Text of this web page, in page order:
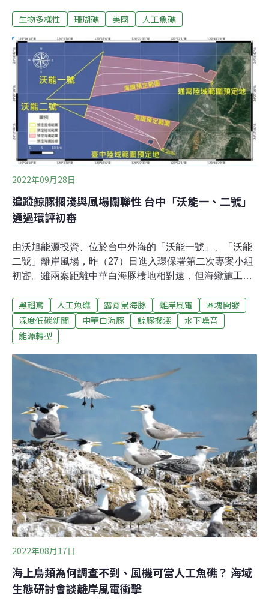
而關閉，愈來愈多鑽油平台來到除役階段。它們本應拆
為它們已成為大量生物定居之處，成為海洋中意外璀璨的
一角。珊瑚礁生物的海中綠洲美國國會1984年即簽署法
令，承認鑽油設備帶來的生物、社會與經濟效益，鼓勵發
展人工珊瑚礁。美國安全與環境執法局（BSEE）還為此
制定「Rigs To Reefs」（從平台到珊瑚礁）計畫，推動海
上石油與天然氣平台生態系的相關研究。在墨西哥灣，已
有573座鑽油設備被認定為「人工珊瑚礁」，有一些甚至
納入國家海洋保護區的範圍。「每平方英吋都覆蓋了生
命，」加州大學聖塔芭芭拉分校海洋生物學家勒福
（Milton Love）向《國家地理
生物多樣性 珊瑚礁 美國 人工魚礁
2022年09月28日
追蹤鯨豚擱淺與風場關聯性 台中「沃能一、二號」
通過環評初審
由沃旭能源投資、位於台中外海的「沃能一號」、「沃能
二號」離岸風場，昨（27）日進入環保署第二次專案小組
初審。雖兩案距離中華白海豚棲地相對遠，但海纜施工仍
置鯨豚觀測員，發現鯨豚就會將船速降至2節以下，是離
岸風電「區塊開發」階段中最低的船速限值。針對民間十
分關注的露脊鼠海豚擱淺問題，開發單位則表示該物種擱
淺與風場開發並無直接關聯，認為現在的水下噪音限值已
經具有一定保護力，並承諾會持續追蹤露脊鼠海豚擱淺原
因。專案小組最後建議兩案修正後通過，送交環評大會審
查。區塊開發首輪選商收件本週截止 台中外海由沃能、渢
妙、北能競爭離岸風電已進入第三階段「區塊開發」，第
一輪申請收件將在本週五（9月30日）截止，通過環評初
審才具選商資格。
黑翅鳶 人工魚礁 露脊鼠海豚 離岸風電
區塊開發
深度低碳新聞
中華白海豚 鯨豚擱淺
水下噪音
能源轉型
2022年08月17日
海上鳥類為何調查不到、風機可當人工魚礁？ 海域
生態研討會談離岸風電衝擊